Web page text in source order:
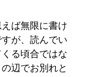
ば無限に書け
が、読んでい
る頃合ではな
辺でお別れと